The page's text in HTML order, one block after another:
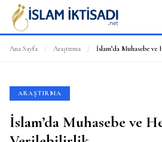
Ana Sayfa / Araştırma / İslam’da Muhasebe
ARAŞTIRMA
İslam’da Muhasebe ve